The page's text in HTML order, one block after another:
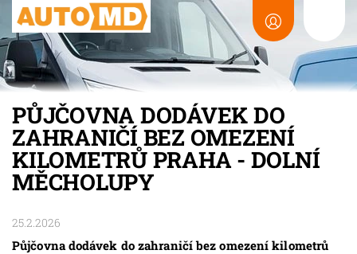
PŮJČOVNA DODÁVEK DO
ZAHRANIČÍ BEZ OMEZENÍ
KILOMETRŮ PRAHA - DOLNÍ
MĚCHOLUPY
25.2.2026
Půjčovna dodávek do zahraničí bez omezení kilometrů